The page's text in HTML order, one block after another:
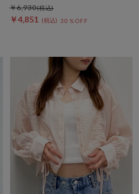
￥4,851 30％OFF
￥6,930